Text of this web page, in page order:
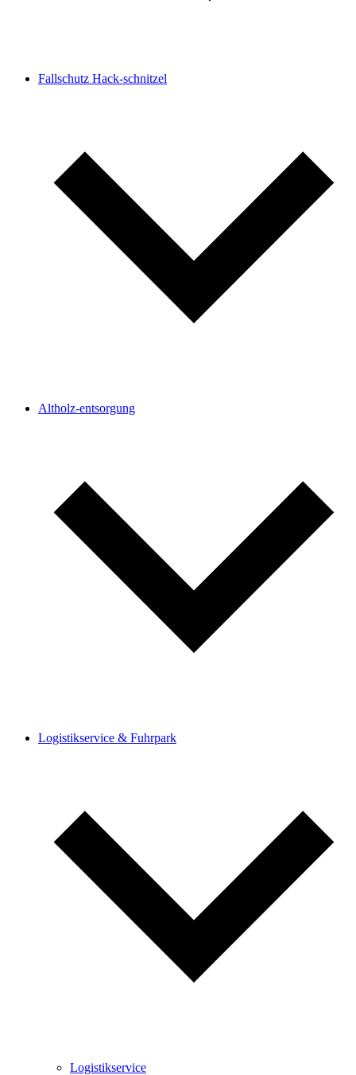
Fallschutz Hack-schnitzel
Altholz-entsorgung
Logistik­service & Fuhrpark
Logistik­service